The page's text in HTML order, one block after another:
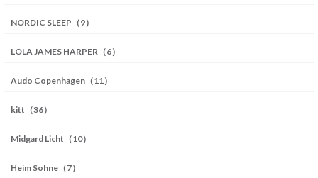
NORDIC SLEEP（9）
LOLA JAMES HARPER（6）
Audo Copenhagen（11）
kitt（36）
Midgard Licht（10）
Heim Sohne（7）